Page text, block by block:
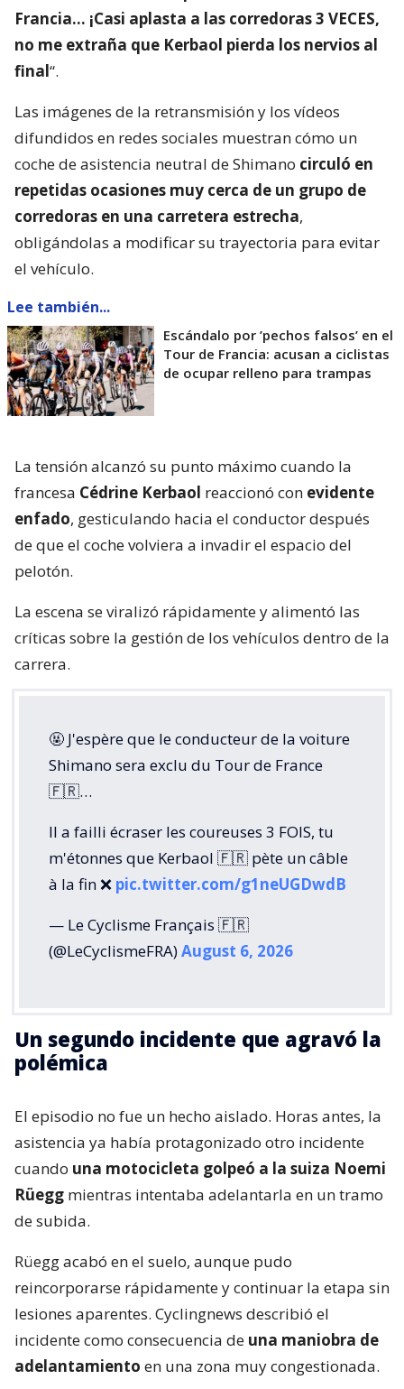
Francia… ¡Casi aplasta a las corredoras 3 VECES,
no me extraña que Kerbaol pierda los nervios al
final“.
Las imágenes de la retransmisión y los vídeos
difundidos en redes sociales muestran cómo un
coche de asistencia neutral de Shimano circuló en
repetidas ocasiones muy cerca de un grupo de
corredoras en una carretera estrecha,
obligándolas a modificar su trayectoria para evitar
el vehículo.
Lee también...
Escándalo por ’pechos falsos’ en el
Tour de Francia: acusan a ciclistas
de ocupar relleno para trampas
La tensión alcanzó su punto máximo cuando la
francesa Cédrine Kerbaol reaccionó con evidente
enfado, gesticulando hacia el conductor después
de que el coche volviera a invadir el espacio del
pelotón.
La escena se viralizó rápidamente y alimentó las
críticas sobre la gestión de los vehículos dentro de la
carrera.
🤬 J'espère que le conducteur de la voiture
Shimano sera exclu du Tour de France
🇫🇷…
Il a failli écraser les coureuses 3 FOIS, tu
m'étonnes que Kerbaol 🇫🇷 pète un câble
à la fin ❌️ pic.twitter.com/g1neUGDwdB
— Le Cyclisme Français 🇫🇷
(@LeCyclismeFRA)August 6, 2026
Un segundo incidente que agravó la
polémica
El episodio no fue un hecho aislado. Horas antes, la
asistencia ya había protagonizado otro incidente
cuando una motocicleta golpeó a la suiza Noemi
Rüegg mientras intentaba adelantarla en un tramo
de subida.
Rüegg acabó en el suelo, aunque pudo
reincorporarse rápidamente y continuar la etapa sin
lesiones aparentes. Cyclingnews describió el
incidente como consecuencia de una maniobra de
adelantamiento en una zona muy congestionada.